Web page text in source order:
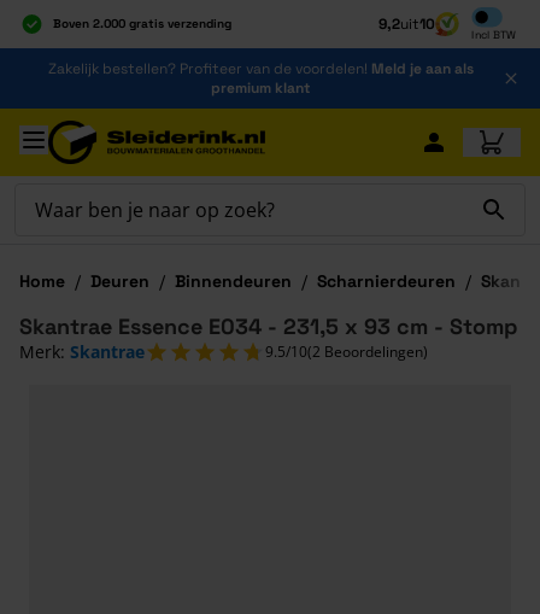
Boven 2.000 gratis verzending
Al 40 jaar dé specialist
Alles onder één dak
9,2uit10
Incl BTW
Inclusief
Ga naar de inhoud
Zakelijk bestellen? Profiteer van de voordelen! Meld je aan als
premium klant
Ga naar hoofdinhoud
Home / Deuren / Binnendeuren / Scharnierdeuren /
Skantrae Essence E034 - 231,5 x 93 cm - Stomp
Merk: Skantrae 9.5/10(2 Beoordelingen)